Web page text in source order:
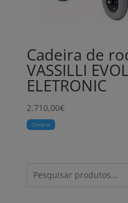
Cadeira de
VASSILLI
ELETRONIC
2.710,00€
Comprar